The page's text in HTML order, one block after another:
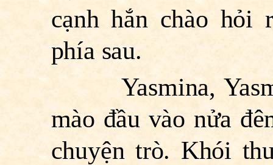
cạnh hắn chào hỏi
phía sau.
Yasmina,
mào đầu vào nửa
chuyện trò. Khói